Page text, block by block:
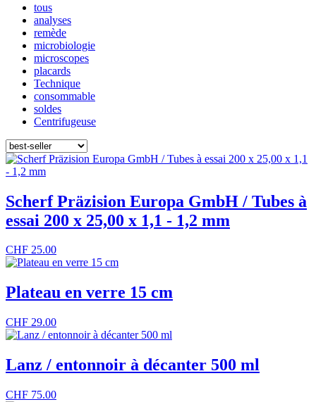
tous
analyses
remède
microbiologie
microscopes
placards
Technique
consommable
soldes
Centrifugeuse
Scherf Präzision Europa GmbH / Tubes à
essai 200 x 25,00 x 1,1 - 1,2 mm
CHF 25.00
Plateau en verre 15 cm
CHF 29.00
Lanz / entonnoir à décanter 500 ml
CHF 75.00